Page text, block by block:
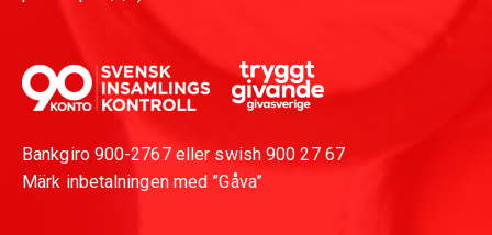
Bankgiro 900-2767 eller swish 900 27 67
Märk inbetalningen med ”Gåva”